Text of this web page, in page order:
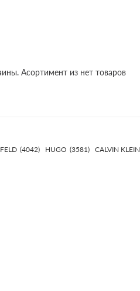
Асортимент из нет товаров
(4042) HUGO (3581) CALVIN KLEIN